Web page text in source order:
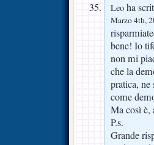
Leo ha
Marzo 4th,
bene! Io
non mi
che la
pratica, ne
come
Ma così è,
P.s.
Grande